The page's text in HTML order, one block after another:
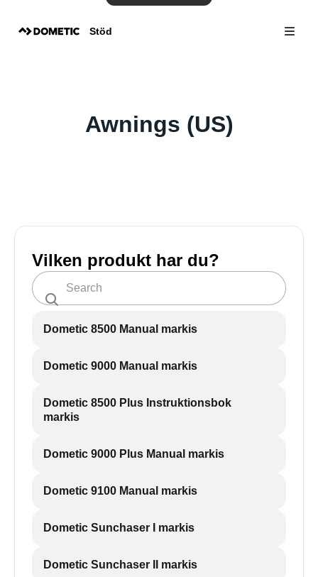
Stöd
Awnings (US)
Vilken produkt har du?
Dometic 8500 Manual markis
Dometic 9000 Manual markis
Dometic 8500 Plus Instruktionsbok
markis
Dometic 9000 Plus Manual markis
Dometic 9100 Manual markis
Dometic Sunchaser I markis
Dometic Sunchaser II markis